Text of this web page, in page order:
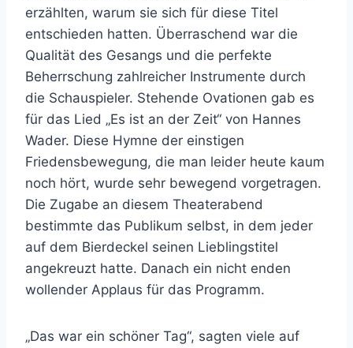
erzählten, warum sie sich für diese Titel
entschieden hatten. Überraschend war die
Qualität des Gesangs und die perfekte
Beherrschung zahlreicher Instrumente durch
die Schauspieler. Stehende Ovationen gab es
für das Lied „Es ist an der Zeit“ von Hannes
Wader. Diese Hymne der einstigen
Friedensbewegung, die man leider heute kaum
noch hört, wurde sehr bewegend vorgetragen.
Die Zugabe an diesem Theaterabend
bestimmte das Publikum selbst, in dem jeder
auf dem Bierdeckel seinen Lieblingstitel
angekreuzt hatte. Danach ein nicht enden
wollender Applaus für das Programm.
„Das war ein schöner Tag“, sagten viele auf